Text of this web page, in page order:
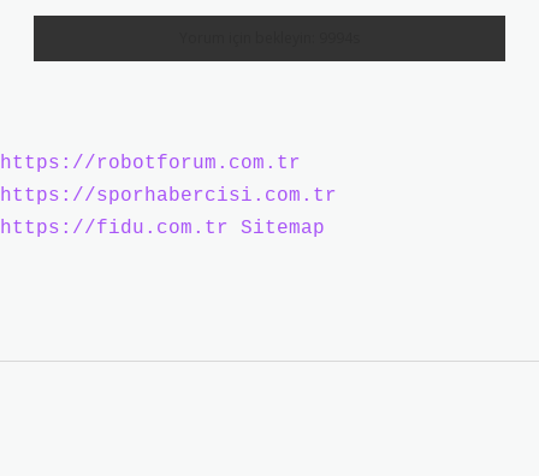
https://robotforum.com.tr
https://sporhabercisi.com.tr
https://fidu.com.tr
Sitemap